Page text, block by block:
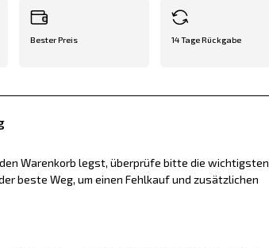
Bester Preis 14 Tage Rückgabe
Warenkorb legst, überprüfe bitte die wichtigsten
beste Weg, um einen Fehlkauf und zusätzlichen